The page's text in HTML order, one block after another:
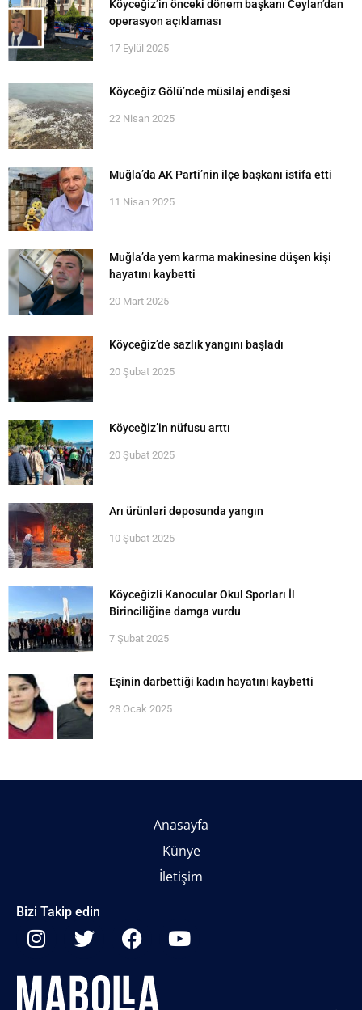
Köyceğiz’in önceki dönem başkanı Ceylan’dan
operasyon açıklaması
17 Eylül 2025
Köyceğiz Gölü’nde müsilaj endişesi
22 Nisan 2025
Muğla’da AK Parti’nin ilçe başkanı istifa etti
11 Nisan 2025
Muğla’da yem karma makinesine düşen kişi
hayatını kaybetti
20 Mart 2025
Köyceğiz’de sazlık yangını başladı
20 Şubat 2025
Köyceğiz’in nüfusu arttı
20 Şubat 2025
Arı ürünleri deposunda yangın
10 Şubat 2025
Köyceğizli Kanocular Okul Sporları İl
Birinciliğine damga vurdu
7 Şubat 2025
Eşinin darbettiği kadın hayatını kaybetti
28 Ocak 2025
Anasayfa
Künye
İletişim
Bizi Takip edin